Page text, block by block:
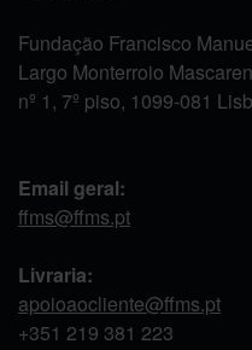
Fundação Francisco
Largo Monterroio
nº 1, 7º piso, 1099-081
Email geral:
ffms@ffms.pt
Livraria:
apoioaocliente@ffms.pt
+351 219 381 223